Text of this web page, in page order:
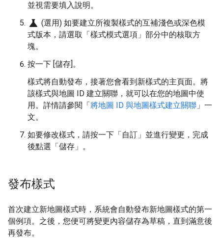
並視需要填入說明。
science (選用) 如要建立所複製樣式的互補淺色或深色模
式版本，請選取「樣式模式選項」 部分中的核取方
塊。
按一下 [儲存] 。
樣式將自動發布，接著您會看到新樣式的主頁面。將
該樣式與地圖 ID 建立關聯，就可以在您的地圖中使
用。詳情請參閱「 將地圖 ID 與地圖樣式建立關聯 」一
文。
如要修改樣式，請按一下「自訂」 並進行變更，完成
後點選「儲存」 。
發布樣式
首次建立新地圖樣式時，系統會自動發布新地圖樣式的第一
個例項。之後，您便可將變更內容儲存為草稿，直到滿意後
再發布。